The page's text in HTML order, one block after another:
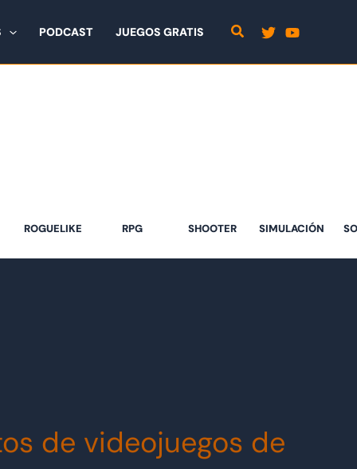
PODCAST JUEGOS GRATIS
ROGUELIKE RPG SHOOTER SIMULACIÓN
de videojuegos de